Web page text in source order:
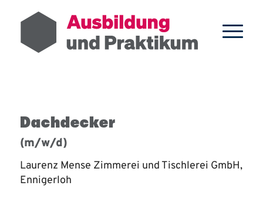
Dachdecker
(m/w/d)
Laurenz Mense Zimmerei und Tischlerei GmbH,
Ennigerloh